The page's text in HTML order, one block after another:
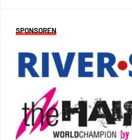
SPONSOREN